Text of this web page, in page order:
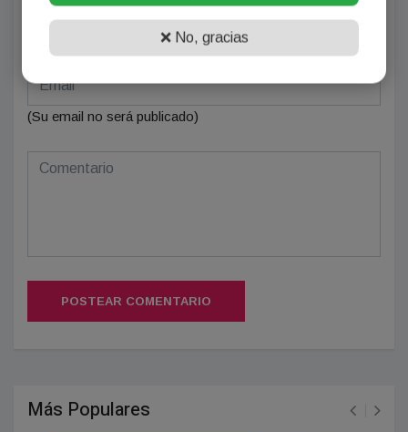
(Su email no será publicado)
POSTEAR COMENTARIO
Más Populares
❌ No, gracias